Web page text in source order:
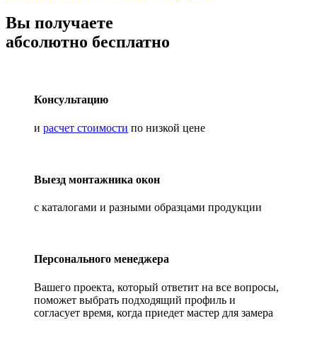
Вы получаете
абсолютно бесплатно
Консультацию
и расчет стоимости по низкой цене
Выезд монтажника окон
с каталогами и разными образцами продукции
Персонального менеджера
Вашего проекта, который ответит на все вопросы,
поможет выбрать подходящий профиль и
согласует время, когда приедет мастер для замера